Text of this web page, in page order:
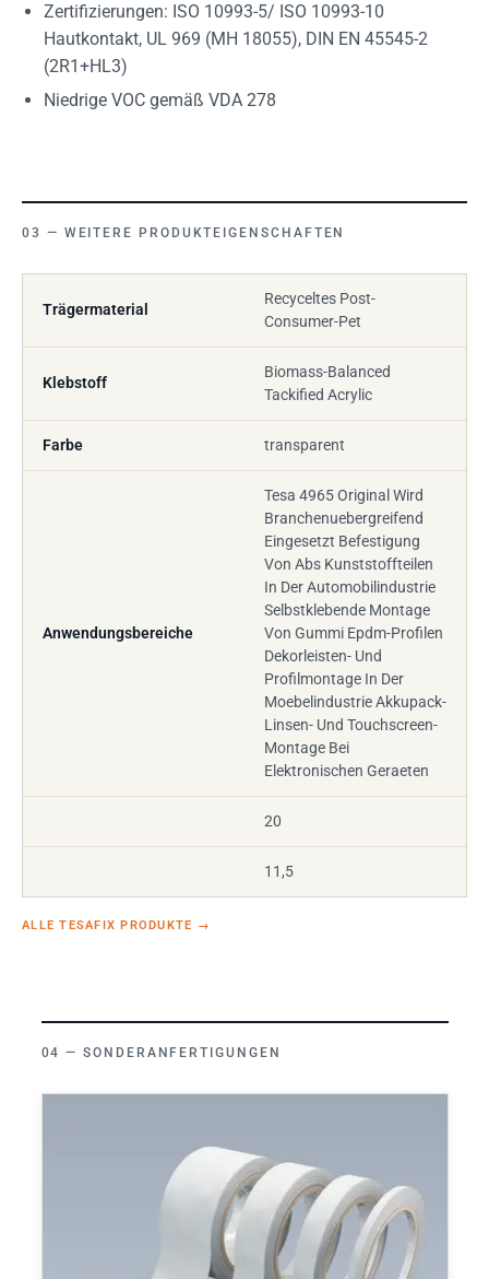
Zertifizierungen: ISO 10993-5/ ISO 10993-10
Hautkontakt, UL 969 (MH 18055), DIN EN 45545-2
(2R1+HL3)
Niedrige VOC gemäß VDA 278
WEITERE PRODUKTEIGENSCHAFTEN
Trägermaterial
Recyceltes Post-
Consumer-Pet
Klebstoff
Biomass-Balanced
Tackified Acrylic
Farbe transparent
Anwendungsbereiche
Tesa 4965 Original Wird
Branchenuebergreifend
Eingesetzt Befestigung
Von Abs Kunststoffteilen
In Der Automobilindustrie
Selbstklebende Montage
Von Gummi Epdm-Profilen
Dekorleisten- Und
Profilmontage In Der
Moebelindustrie Akkupack-
Linsen- Und Touchscreen-
Montage Bei
Elektronischen Geraeten
20
11,5
ALLE TESAFIX PRODUKTE →
SONDERANFERTIGUNGEN